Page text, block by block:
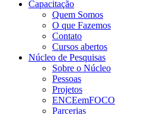
Capacitação
Quem Somos
O que Fazemos
Contato
Cursos abertos
Núcleo de Pesquisas
Sobre o Núcleo
Pessoas
Projetos
ENCEemFOCO
Parcerias